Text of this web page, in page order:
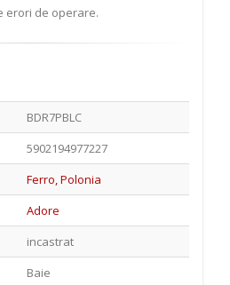
erori de operare.
BDR7PBLC
5902194977227
Ferro, Polonia
Adore
incastrat
Baie